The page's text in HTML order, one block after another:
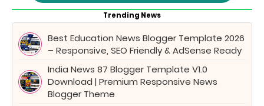
Trending News
Best Education News Blogger Template 2026
– Responsive, SEO Friendly & AdSense Ready
India News 87 Blogger Template V1.0
Download | Premium Responsive News
Blogger Theme